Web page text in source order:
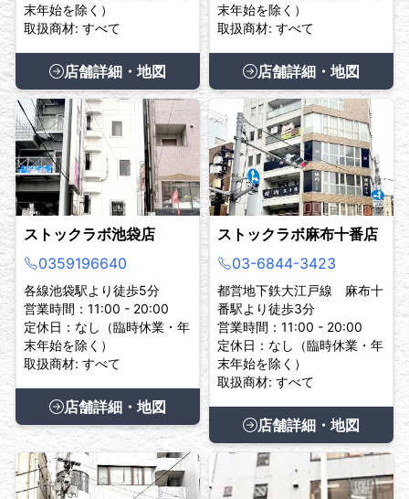
末年始を除く）
取扱商材: すべて
店舗詳細・地図
末年始を除く）
取扱商材: すべて
店舗詳細・地図
ストックラボ池袋店
0359196640
各線池袋駅より徒歩5分
営業時間：11:00 - 20:00
定休日：なし（臨時休業・年
末年始を除く）
取扱商材: すべて
店舗詳細・地図
ストックラボ麻布十番店
03-6844-3423
都営地下鉄大江戸線 麻布十
番駅より徒歩3分
営業時間：11:00 - 20:00
定休日：なし（臨時休業・年
末年始を除く）
取扱商材: すべて
店舗詳細・地図